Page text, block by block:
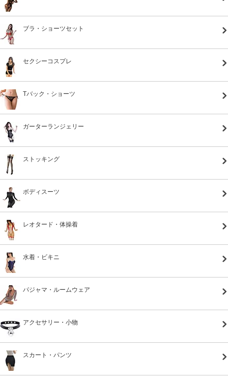
ブラ・ショーツセット
セクシーコスプレ
Tバック・ショーツ
ガーターランジェリー
ストッキング
ボディスーツ
レオタード・体操着
水着・ビキニ
パジャマ・ルームウェア
アクセサリー・小物
スカート・パンツ